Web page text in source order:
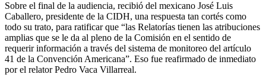
Sobre el final de la audiencia, recibió del mexicano José Luis
Caballero, presidente de la CIDH, una respuesta tan cortés como
todo su trato, para ratificar que “las Relatorías tienen las atribuciones
amplias que se le da al pleno de la Comisión en el sentido de
requerir información a través del sistema de monitoreo del artículo
41 de la Convención Americana”. Eso fue reafirmado de inmediato
por el relator Pedro Vaca Villarreal.